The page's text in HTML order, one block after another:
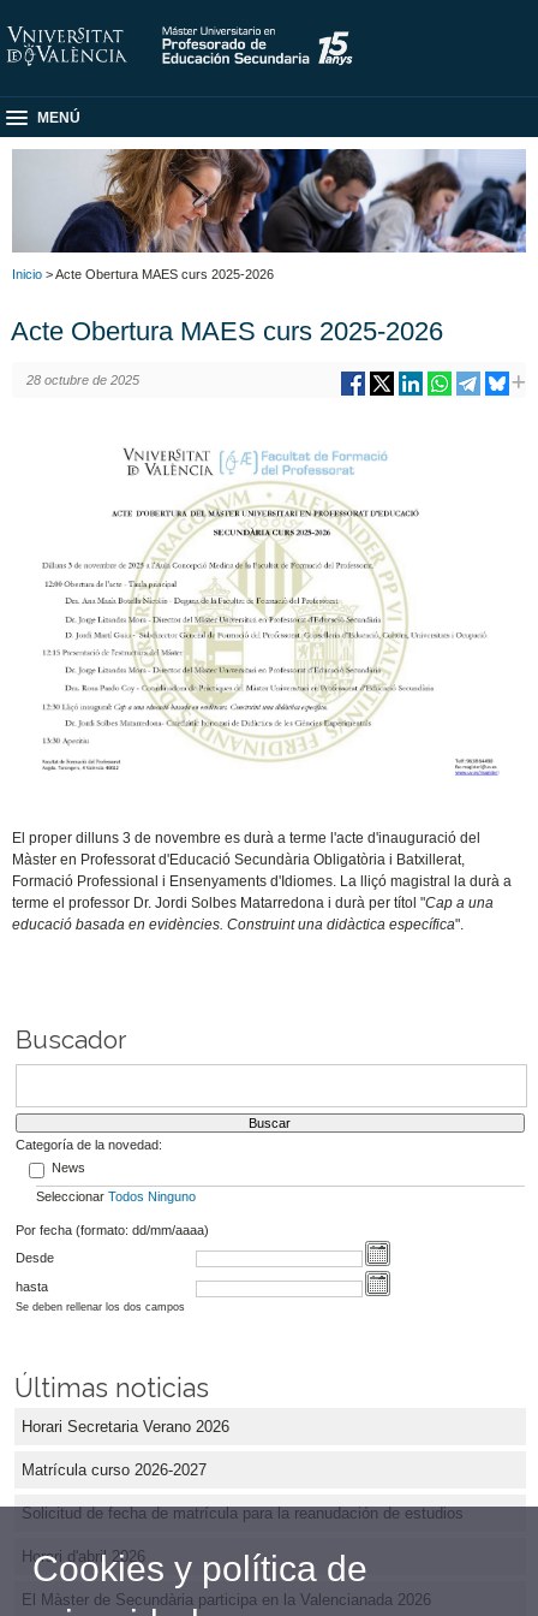
MENÚ
Inicio > Acte Obertura MAES curs 2025-2026
Acte Obertura MAES curs 2025-2026
28 octubre de 2025
El proper dilluns 3 de novembre es durà a terme l'acte d'inauguració del
Màster en Professorat d'Educació Secundària Obligatòria i Batxillerat,
Formació Professional i Ensenyaments d'Idiomes. La lliçó magistral la durà a
terme el professor Dr. Jordi Solbes Matarredona i durà per títol "Cap a una
educació basada en evidències. Construint una didàctica específica".
Buscador
Categoría de la novedad:
News
Seleccionar Todos Ninguno
Por fecha (formato: dd/mm/aaaa)
Desde
hasta
Se deben rellenar los dos campos
Últimas noticias
Horari Secretaria Verano 2026
Matrícula curso 2026-2027
Solicitud de fecha de matrícula para la reanudación de estudios
Horari d'abril 2026
El Màster de Secundària participa en la Valencianada 2026
Cookies y política de